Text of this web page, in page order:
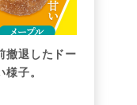
撤退したドー
子。